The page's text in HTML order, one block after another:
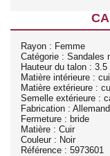
Rayon : Femme
Catégorie : Sandales
Hauteur du talon : 3.5
Matière intérieure :
Matière extérieure :
Semelle extérieure :
Fabrication :
Fermeture : bride
Matière : Cuir
Couleur : Noir
Référence : 5973601